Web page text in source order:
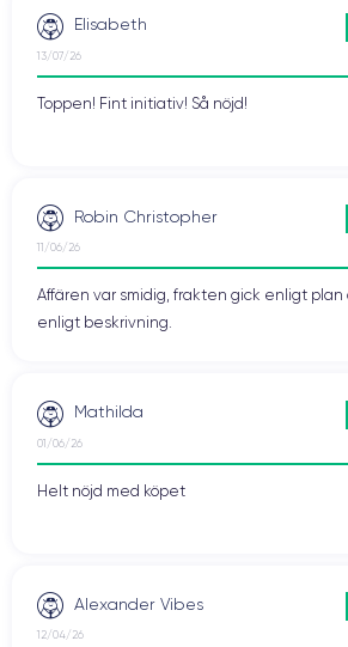
Elisabeth
13/07/26
Toppen! Fint initiativ! Så nöjd!
Robin Christopher
11/06/26
Affären var smidig, frakten gick enligt
enligt beskrivning.
Mathilda
01/06/26
Helt nöjd med köpet
Alexander Vibes
12/04/26